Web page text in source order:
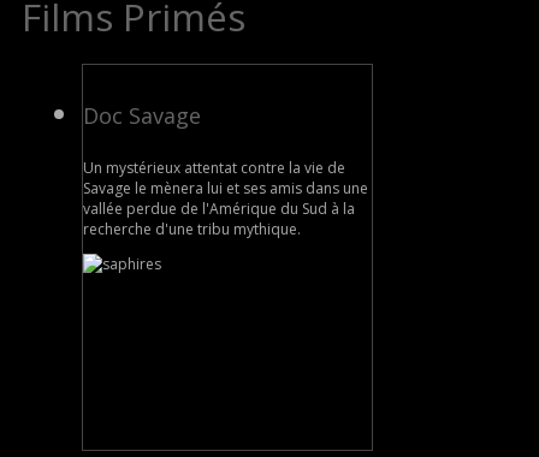
Films Primés
Doc Savage
Un mystérieux attentat contre la vie de
Savage le mènera lui et ses amis dans une
vallée perdue de l'Amérique du Sud à la
recherche d'une tribu mythique.